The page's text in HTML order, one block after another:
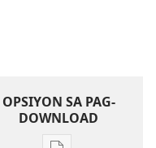
OPSIYON SA PAG-
DOWNLOAD